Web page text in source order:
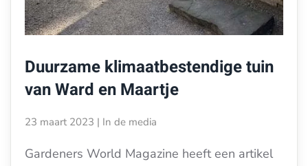
Duurzame klimaatbestendige tuin
van Ward en Maartje
23 maart 2023 | In de media
Gardeners World Magazine heeft een artikel